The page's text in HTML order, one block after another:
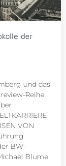
der
und das
Reihe
VON
BW-
Blume.